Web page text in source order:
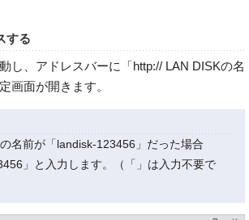
する
し、アドレスバーに「http:// LAN DISKの名
画面が開きます。
名前が「landisk-123456」だった場合
」と入力します。（「」は入力不要で